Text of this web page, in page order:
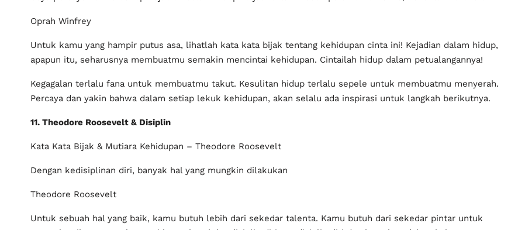
Oprah Winfrey
Untuk kamu yang hampir putus asa, lihatlah kata kata bijak tentang kehidupan cinta ini! Kejadian dalam hidup,
apapun itu, seharusnya membuatmu semakin mencintai kehidupan. Cintailah hidup dalam petualangannya!
Kegagalan terlalu fana untuk membuatmu takut. Kesulitan hidup terlalu sepele untuk membuatmu menyerah.
Percaya dan yakin bahwa dalam setiap lekuk kehidupan, akan selalu ada inspirasi untuk langkah berikutnya.
11. Theodore Roosevelt & Disiplin
Kata Kata Bijak & Mutiara Kehidupan – Theodore Roosevelt
Dengan kedisiplinan diri, banyak hal yang mungkin dilakukan
Theodore Roosevelt
Untuk sebuah hal yang baik, kamu butuh lebih dari sekedar talenta. Kamu butuh dari sekedar pintar untuk